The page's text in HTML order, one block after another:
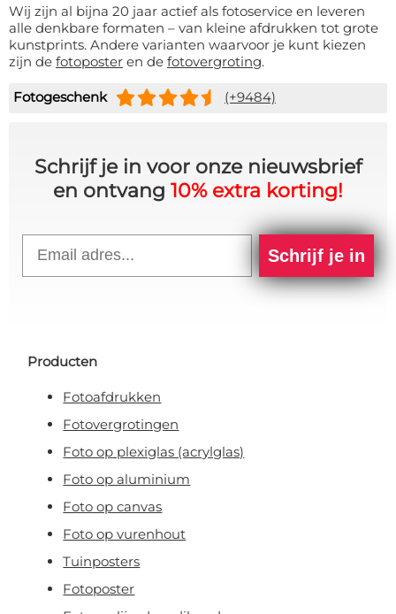
Wij zijn al bijna 20 jaar actief als fotoservice en leveren
alle denkbare formaten – van kleine afdrukken tot grote
kunstprints. Andere varianten waarvoor je kunt kiezen
zijn de fotoposter en de fotovergroting.
Fotogeschenk (+9484)
Schrijf je in voor onze nieuwsbrief
en ontvang 10% extra korting!
Schrijf je in
Producten
Fotoafdrukken
Fotovergrotingen
Foto op plexiglas (acrylglas)
Foto op aluminium
Foto op canvas
Foto op vurenhout
Tuinposters
Fotoposter